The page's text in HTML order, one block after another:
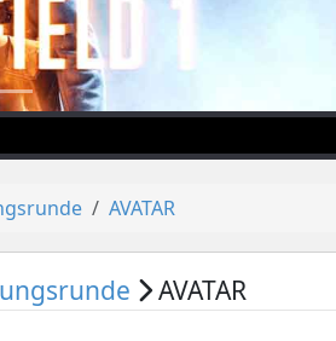
AVATAR
AVATAR